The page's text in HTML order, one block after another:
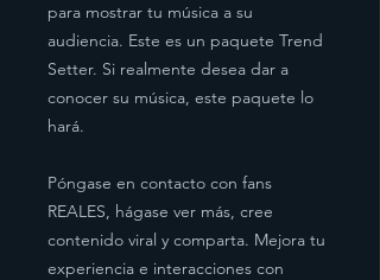
para mostrar tu música a su
audiencia. Este es un paquete Trend
Setter. Si realmente desea dar a
conocer su música, este paquete lo
hará.
Póngase en contacto con fans
REALES, hágase ver más, cree
contenido viral y comparta. Mejora tu
experiencia e interacciones con